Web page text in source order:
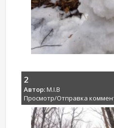
2
Автор:M.I.B
Просмотр/Отправка